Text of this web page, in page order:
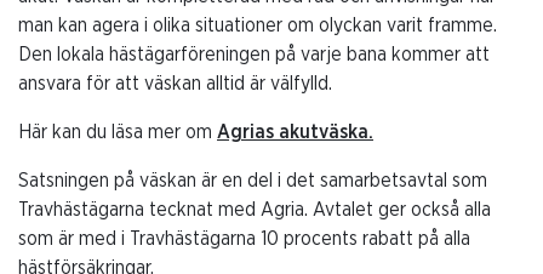
man kan agera i olika situationer om olyckan varit framme.
Den lokala hästägarföreningen på varje bana kommer att
ansvara för att väskan alltid är välfylld.
Här kan du läsa mer om Agrias akutväska.
Satsningen på väskan är en del i det samarbetsavtal som
Travhästägarna tecknat med Agria. Avtalet ger också alla
som är med i Travhästägarna 10 procents rabatt på alla
hästförsäkringar.